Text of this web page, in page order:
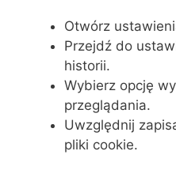
Otwórz
Przejdź do
historii.
Wybierz opcję
przeglądania.
Uwzględnij
pliki cookie.